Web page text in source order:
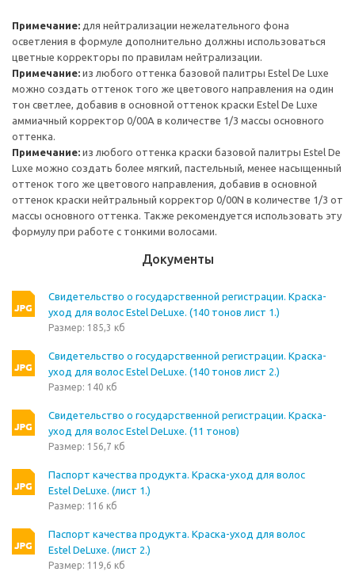
Примечание: для нейтрализации нежелательного фона
осветления в формуле дополнительно должны использоваться
цветные корректоры по правилам нейтрализации.
Примечание: из любого оттенка базовой палитры Estel De Luxe
можно создать оттенок того же цветового направления на один
тон светлее, добавив в основной оттенок краски Estel De Luxe
аммиачный корректор 0/00А в количестве 1/3 массы основного
оттенка.
Примечание: из любого оттенка краски базовой палитры Estel De
Luxe можно создать более мягкий, пастельный, менее насыщенный
оттенок того же цветового направления, добавив в основной
оттенок краски нейтральный корректор 0/00N в количестве 1/3 от
массы основного оттенка. Также рекомендуется использовать эту
формулу при работе с тонкими волосами.
Документы
Свидетельство о государственной регистрации. Краска-
уход для волос Estel DeLuxe. (140 тонов лист 1.)
Размер: 185,3 кб
Свидетельство о государственной регистрации. Краска-
уход для волос Estel DeLuxe. (140 тонов лист 2.)
Размер: 140 кб
Свидетельство о государственной регистрации. Краска-
уход для волос Estel DeLuxe. (11 тонов)
Размер: 156,7 кб
Паспорт качества продукта. Краска-уход для волос
Estel DeLuxe. (лист 1.)
Размер: 116 кб
Паспорт качества продукта. Краска-уход для волос
Estel DeLuxe. (лист 2.)
Размер: 119,6 кб